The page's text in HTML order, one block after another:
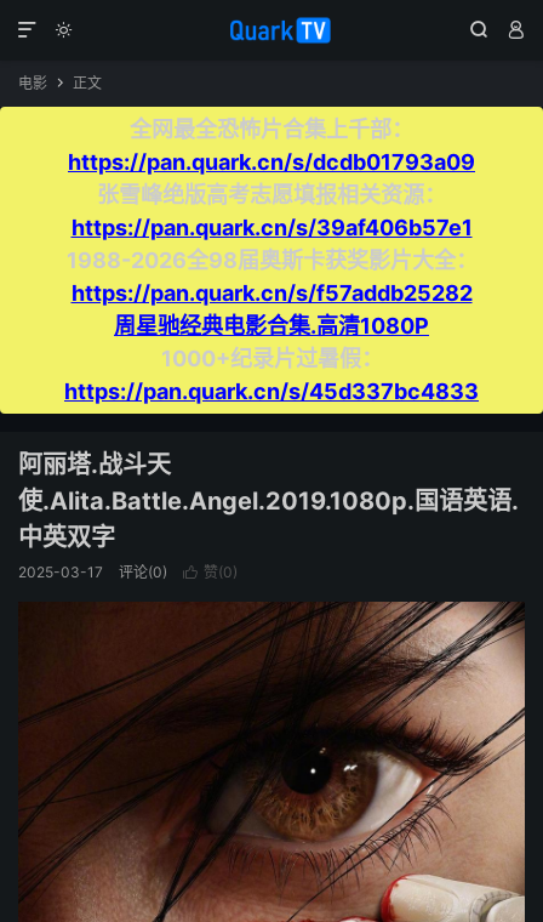
  

电影  正文
全网最全恐怖片合集上千部：
https://pan.quark.cn/s/dcdb01793a09
张雪峰绝版高考志愿填报相关资源：
https://pan.quark.cn/s/39af406b57e1
1988-2026全98届奥斯卡获奖影片大全：
https://pan.quark.cn/s/f57addb25282
周星驰经典电影合集.高清1080P
1000+纪录片过暑假：
https://pan.quark.cn/s/45d337bc4833
阿丽塔.战斗天
使.Alita.Battle.Angel‎.2019.1080p.国语英语.
中英双字
2025-03-17 评论(0)  赞(0)